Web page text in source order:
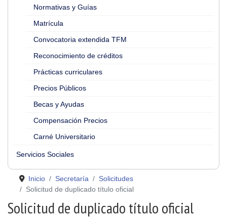
Normativas y Guías
Matrícula
Convocatoria extendida TFM
Reconocimiento de créditos
Prácticas curriculares
Precios Públicos
Becas y Ayudas
Compensación Precios
Carné Universitario
Servicios Sociales
Inicio Secretaría
Solicitudes
Solicitud de duplicado título oficial
Solicitud de duplicado título oficial